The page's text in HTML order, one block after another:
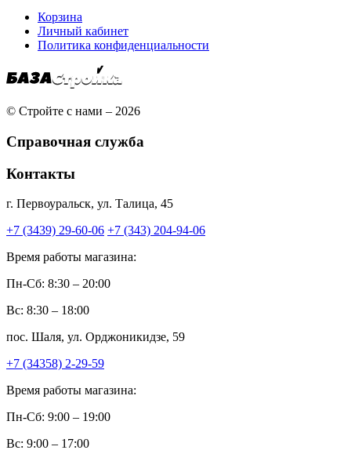
Корзина
Личный кабинет
Политика конфиденциальности
© Стройте с нами – 2026
Справочная служба
Контакты
г. Первоуральск, ул. Талица, 45
+7 (3439) 29-60-06 +7 (343) 204-94-06
Время работы магазина:
Пн-Сб: 8:30 – 20:00
Вс: 8:30 – 18:00
пос. Шаля, ул. Орджоникидзе, 59
+7 (34358) 2-29-59
Время работы магазина:
Пн-Сб: 9:00 – 19:00
Вс: 9:00 – 17:00